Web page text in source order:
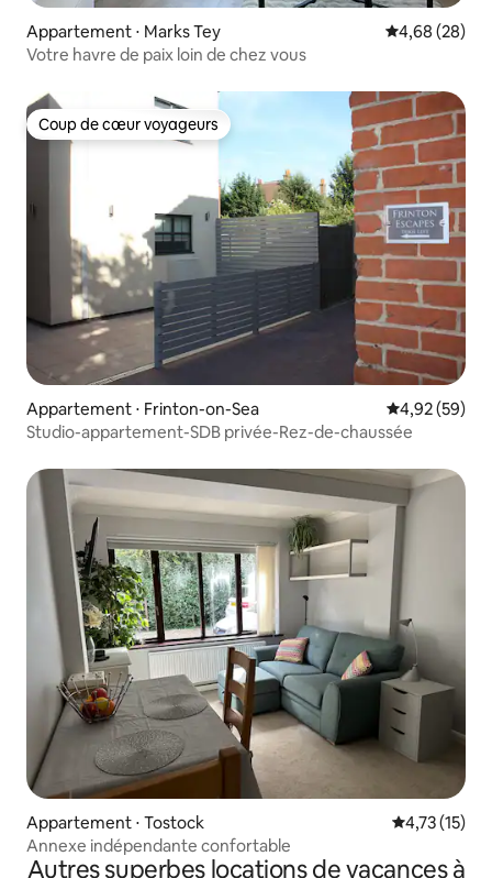
Appartement ⋅ Marks Tey Évaluation
4,68 (28)
Votre havre de paix loin de chez vous
Coup de cœur voyageurs
Coup de cœur voyageurs
Appartement ⋅ Frinton-on-Sea Évaluation
4,92 (59)
Studio-appartement-SDB privée-Rez-de-chaussée
Appartement ⋅ Tostock Évaluation
4,73 (15)
Annexe indépendante confortable
Autres superbes locations de vacances à